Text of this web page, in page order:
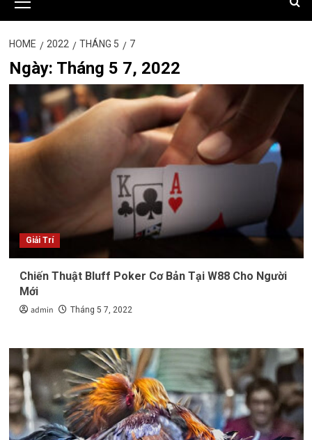
Menu
HOME 2022 THÁNG 5 7
Ngày: Tháng 5 7, 2022
Giải Trí
Chiến Thuật Bluff Poker Cơ Bản Tại W88 Cho Người
Mới
admin Tháng 5 7, 2022